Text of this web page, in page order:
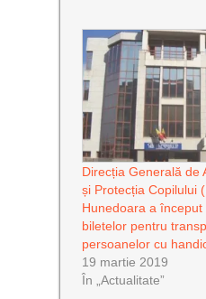
Direcția Generală de
și Protecția Copilului
Hunedoara a început
biletelor pentru
persoanelor cu
19 martie 2019
În „Actualitate”